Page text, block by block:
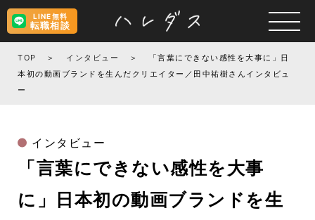
LINE無料
転職相談
TOP インタビュー
「言葉にできない感性を大事に」日
本初の動画ブランドを生んだクリエイター／田中祐樹さんインタビュ
ー
インタビュー
「言葉にできない感性を大事
に」日本初の動画ブランドを生